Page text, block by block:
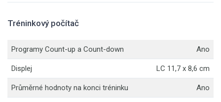
Tréninkový počítač
Programy Count-up a Count-down Ano
Displej LC 11,7 x 8,6 cm
Průměrné hodnoty na konci tréninku Ano